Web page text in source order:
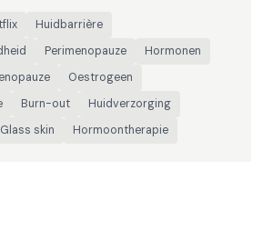
Huidbarrière
Perimenopauze
Hormonen
Oestrogeen
Burn-out
Huidverzorging
Glass skin Hormoontherapie